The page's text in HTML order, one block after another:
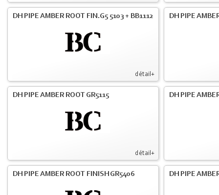
détail+
DH PIPE AMBER ROOT FIN.G5 5103 + BB1112 DH PIPE
détail+
DH PIPE AMBER ROOT GR5115 DH PIPE
DH PIPE AMBER ROOT FINISH GR5406 DH PIPE